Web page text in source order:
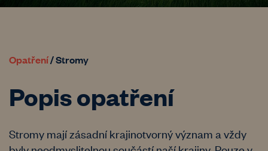
Opatření/Stromy
Popis opatření
Stromy mají zásadní krajinotvorný význam a vždy